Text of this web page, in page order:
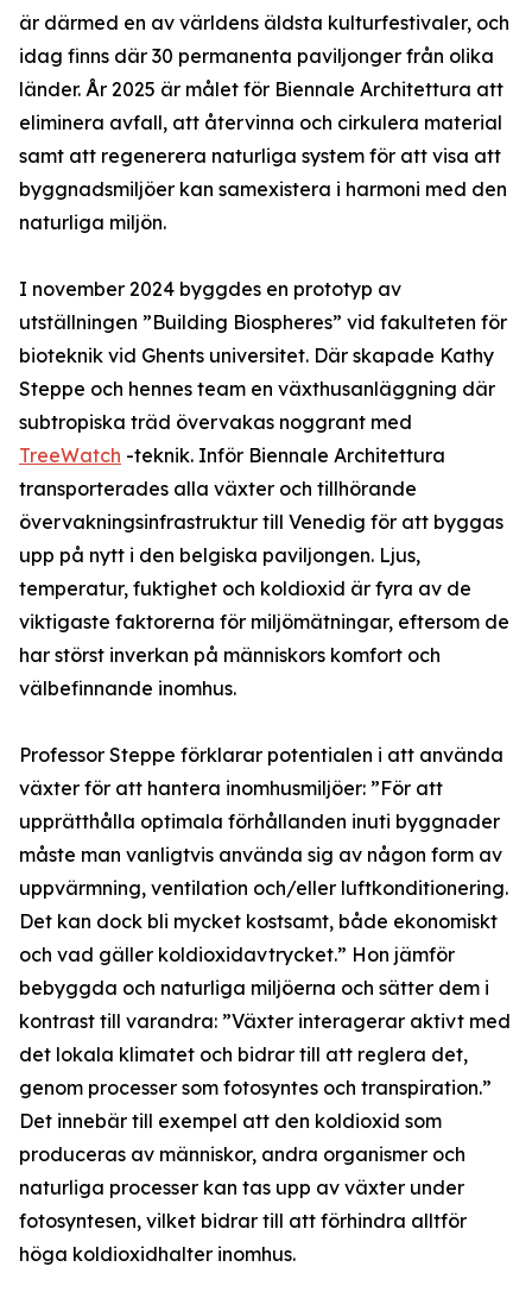
är därmed en av världens äldsta kulturfestivaler, och
idag finns där 30 permanenta paviljonger från olika
länder. År 2025 är målet för Biennale Architettura att
eliminera avfall, att återvinna och cirkulera material
samt att regenerera naturliga system för att visa att
byggnadsmiljöer kan samexistera i harmoni med den
naturliga miljön.
I november 2024 byggdes en prototyp av
utställningen ”Building Biospheres” vid fakulteten för
bioteknik vid Ghents universitet. Där skapade Kathy
Steppe och hennes team en växthusanläggning där
subtropiska träd övervakas noggrant med
TreeWatch -teknik. Inför Biennale Architettura
transporterades alla växter och tillhörande
övervakningsinfrastruktur till Venedig för att byggas
upp på nytt i den belgiska paviljongen. Ljus,
temperatur, fuktighet och koldioxid är fyra av de
viktigaste faktorerna för miljömätningar, eftersom de
har störst inverkan på människors komfort och
välbefinnande inomhus.
Professor Steppe förklarar potentialen i att använda
växter för att hantera inomhusmiljöer: ”För att
upprätthålla optimala förhållanden inuti byggnader
måste man vanligtvis använda sig av någon form av
uppvärmning, ventilation och/eller luftkonditionering.
Det kan dock bli mycket kostsamt, både ekonomiskt
och vad gäller koldioxidavtrycket.” Hon jämför
bebyggda och naturliga miljöerna och sätter dem i
kontrast till varandra: ”Växter interagerar aktivt med
det lokala klimatet och bidrar till att reglera det,
genom processer som fotosyntes och transpiration.”
Det innebär till exempel att den koldioxid som
produceras av människor, andra organismer och
naturliga processer kan tas upp av växter under
fotosyntesen, vilket bidrar till att förhindra alltför
höga koldioxidhalter inomhus.